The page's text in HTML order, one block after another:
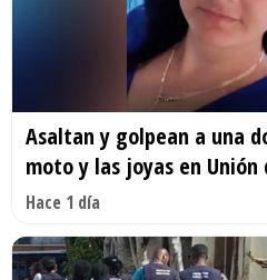
Asaltan y golpean a una
moto y las joyas en Unión
Hace 1 día